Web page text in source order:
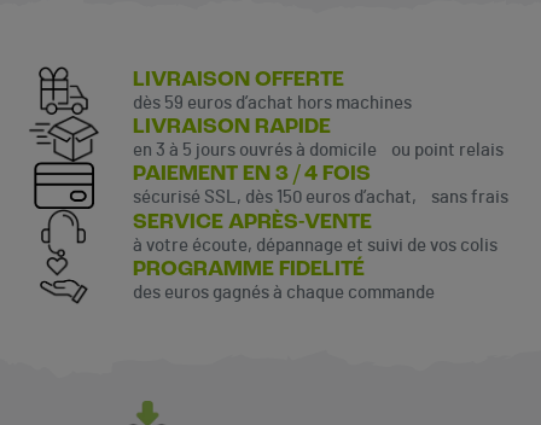
LIVRAISON OFFERTE
dès 59 euros d’achat hors machines
LIVRAISON RAPIDE
en 3 à 5 jours ouvrés à domicile ou point relais
PAIEMENT EN 3 / 4 FOIS
sécurisé SSL, dès 150 euros d’achat, sans frais
SERVICE APRÈS-VENTE
à votre écoute, dépannage et suivi de vos colis
PROGRAMME FIDELITÉ
des euros gagnés à chaque commande